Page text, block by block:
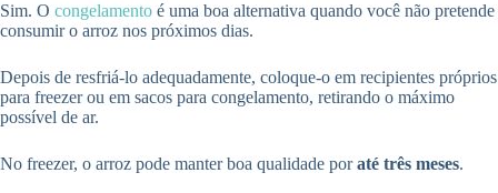
Sim. O congelamento é uma boa alternativa quando você não pretende
consumir o arroz nos próximos dias.
Depois de resfriá-lo adequadamente, coloque-o em recipientes próprios
para freezer ou em sacos para congelamento, retirando o máximo
possível de ar.
No freezer, o arroz pode manter boa qualidade poraté três meses.